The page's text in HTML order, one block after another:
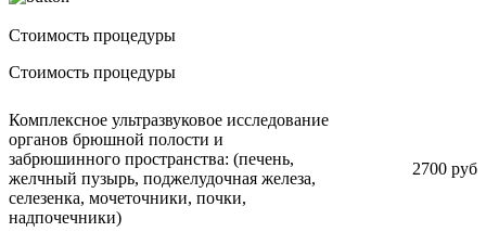
Стоимость процедуры
Стоимость процедуры
Комплексное ультразвуковое исследование
органов брюшной полости и
забрюшинного пространства: (печень,
желчный пузырь, поджелудочная железа,
селезенка, мочеточники, почки,
надпочечники)
2700 руб